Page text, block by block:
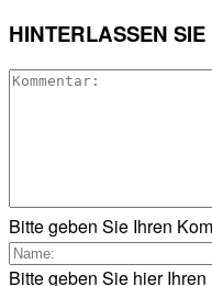
HINTERLASSEN
Bitte geben Sie Ihren
Bitte geben Sie hier